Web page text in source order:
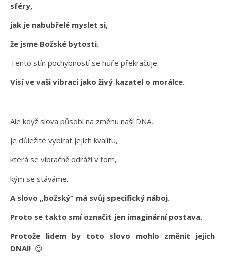
sféry,
jak je nabubřelé myslet si,
že jsme Božské bytosti.
Tento stín pochybností se hůře překračuje.
Visí ve vaši vibraci jako živý kazatel o morálce.
Ale když slova působí na změnu naší DNA,
je důležité vybírat jejich kvalitu,
která se vibračně odráží v tom,
kým se stáváme.
A slovo „božský“ má svůj specifický náboj.
Proto se takto smí označit jen imaginární postava.
Protože lidem by toto slovo mohlo změnit jejich
DNA!! 😉